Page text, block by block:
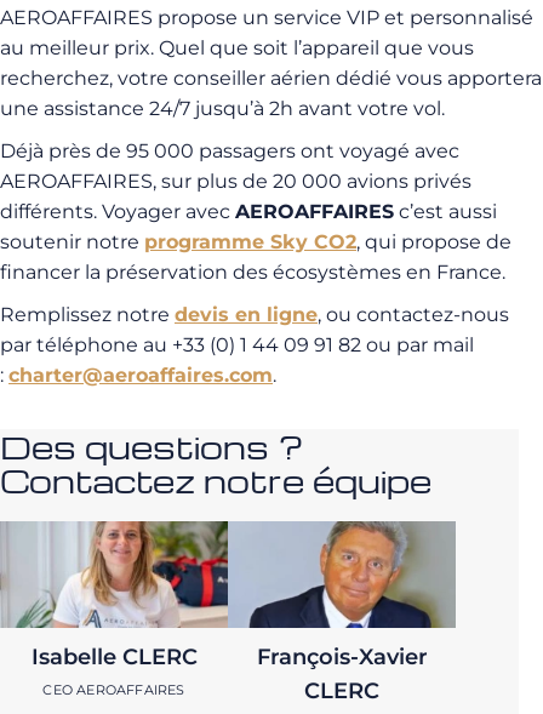
AEROAFFAIRES propose un service VIP et personnalisé
au meilleur prix. Quel que soit l’appareil que vous
recherchez, votre conseiller aérien dédié vous apportera
une assistance 24/7 jusqu’à 2h avant votre vol.
Déjà près de 95 000 passagers ont voyagé avec
AEROAFFAIRES, sur plus de 20 000 avions privés
différents. Voyager avec AEROAFFAIRES c’est aussi
soutenir notre programme Sky CO2, qui propose de
financer la préservation des écosystèmes en France.
Remplissez notre devis en ligne, ou contactez-nous
par téléphone au +33 (0) 1 44 09 91 82 ou par mail
: charter@aeroaffaires.com.
Des questions ?
Contactez notre équipe
Isabelle CLERC
CEO AEROAFFAIRES
François-Xavier
CLERC